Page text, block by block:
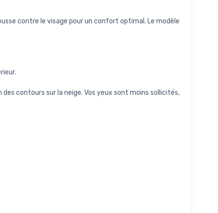
contre le visage pour un confort optimal. Le modèle
contours sur la neige. Vos yeux sont moins sollicités,